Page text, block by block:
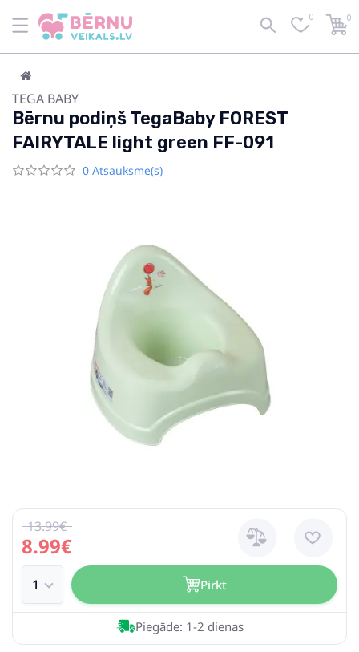
0 0
TEGA BABY
Bērnu podiņš TegaBaby FOREST
FAIRYTALE light green FF-091
0 Atsauksme(s)
8.99€
13.99€
Pirkt
Piegāde: 1-2 dienas